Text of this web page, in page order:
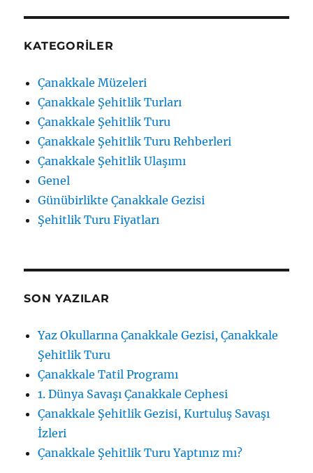
KATEGORILER
Çanakkale Müzeleri
Çanakkale Şehitlik Turları
Çanakkale Şehitlik Turu
Çanakkale Şehitlik Turu Rehberleri
Çanakkale Şehitlik Ulaşımı
Genel
Günübirlikte Çanakkale Gezisi
Şehitlik Turu Fiyatları
SON YAZILAR
Yaz Okullarına Çanakkale Gezisi, Çanakkale
Şehitlik Turu
Çanakkale Tatil Programı
1. Dünya Savaşı Çanakkale Cephesi
Çanakkale Şehitlik Gezisi, Kurtuluş Savaşı
İzleri
Çanakkale Şehitlik Turu Yaptınız mı?